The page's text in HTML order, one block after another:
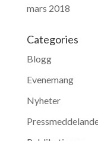
mars 2018
Categories
Blogg
Evenemang
Nyheter